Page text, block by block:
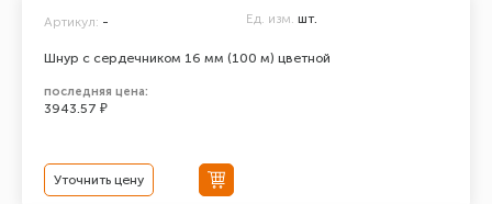
Шнур с сердечником 16 мм (100 м) цветной
Артикул: - Ед. изм. шт.
последняя цена:
3943.57 ₽
Уточнить цену